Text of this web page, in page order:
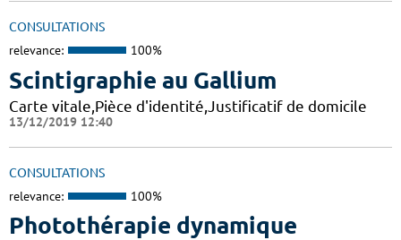
CONSULTATIONS
relevance: 100%
Scintigraphie au Gallium
Carte vitale,Pièce d'identité,Justificatif de domicile
13/12/2019 12:40
CONSULTATIONS
relevance: 100%
Photothérapie dynamique